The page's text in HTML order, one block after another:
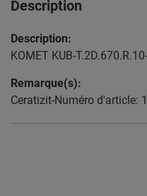
Description
Description:
KOMET KUB-
Remarque(s):
Ceratizit-Numéro d'article: